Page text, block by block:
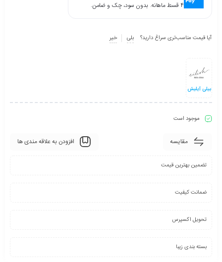
۴ قسط ماهانه. بدون سود، چک و ضامن.
آیا قیمت مناسب‌تری سراغ دارید؟ بلی خیر
بیلی آیلیش
موجود است
مقایسه افزودن به علاقه مندی ها
تضمین بهترین قیمت
ضمانت کیفیت
تحویل اکسپرس
بسته بندی زیبا